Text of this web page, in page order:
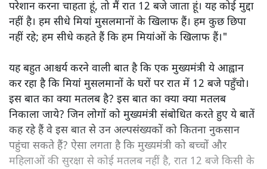
परेशान करना चाहता हूं, तो मैं रात 12 बजे जाता हूं। यह कोई मुद्दा
नहीं है। हम सीधे मियां मुसलमानों के खिलाफ हैं। हम कुछ छिपा
नहीं रहे; हम सीधे कहते हैं कि हम मियांओं के खिलाफ हैं।"
यह बहुत आश्चर्य करने वाली बात है कि एक मुख्यमंत्री ये आह्वान
कर रहा है कि मियांं मुसलमानों के घरों पर रात में 12 बजे पहुँचो।
इस बात का क्या मतलब है? इस बात का क्या क्या मतलब
निकाला जाये? जिन लोगों को मुख्यमंत्री संबोधित करते हुए ये बातें
कह रहे हैं वे इस बात से उन अल्पसंख्यकों को कितना नुकसान
पहुंचा सकते हैं? ऐसा लगता है कि मुख्यमंत्री को बच्चों और
महिलाओं की सुरक्षा से कोई मतलब नहीं है, रात 12 बजे किसी के